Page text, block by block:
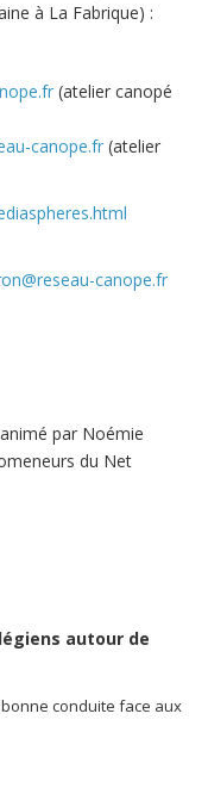
à La Fabrique) :
(atelier canopé
canope.fr (atelier
canope.fr
par Noémie
du Net
autour de
conduite face aux